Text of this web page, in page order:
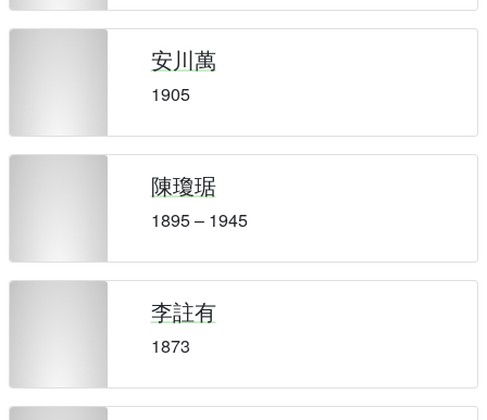
安川萬
1905
陳瓊琚
1895 – 1945
李註有
1873